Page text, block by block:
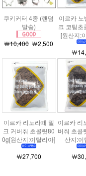
쿠키커터 4종 (랜덤
발송)
￦10,400 ￦2,500
이르카 노
크 코팅초
[원산지:
￦
이르카 리노라떼 밀
크 커버춰 초콜릿80
0g[원산지:이탈리아]
￦27,700
이르카 리
버춰 초콜
산지:이
￦